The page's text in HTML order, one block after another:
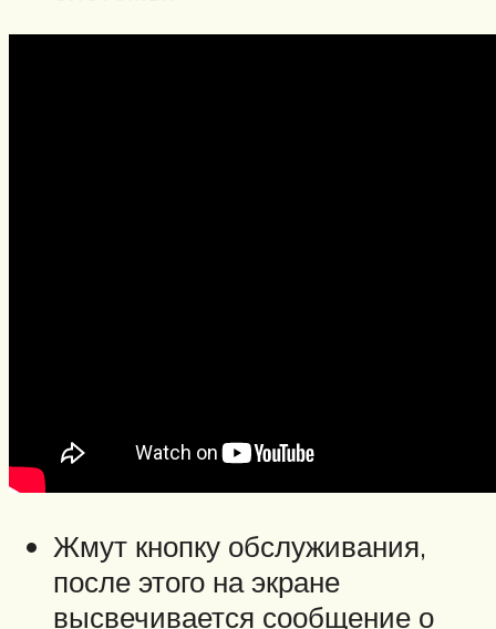
Жмут кнопку обслуживания,
после этого на экране
высвечивается сообщение о